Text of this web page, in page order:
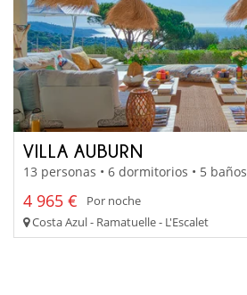
VILLA AUBURN
13 personas • 6 dormitorios • 5 baños
4 965 €
Por noche
Costa Azul - Ramatuelle - L'Escalet